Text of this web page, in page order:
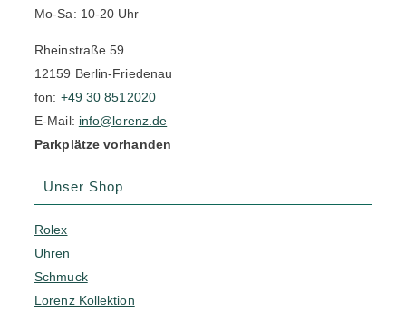
Mo-Sa: 10-20 Uhr
Rheinstraße 59
12159 Berlin-Friedenau
fon: +49 30 8512020
E-Mail: info@lorenz.de
Parkplätze vorhanden
Unser Shop
Rolex
Uhren
Schmuck
Lorenz Kollektion